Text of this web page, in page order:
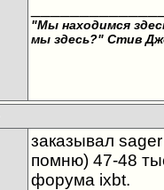
"Мы находимся
мы здесь?" Стив
заказывал
помню) 47-48
форума ixbt.